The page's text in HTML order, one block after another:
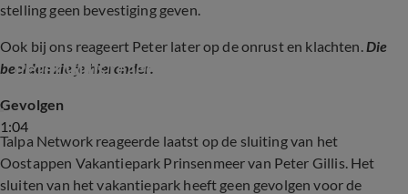
stelling geen bevestiging geven.
Ook bij ons reageert Peter later op de onrust en klachten.Die
beelden zie je hieronder.
1:04
Peter Gillis reageert op klachten en onrust
Gevolgen
Talpa Network reageerde laatst op de sluiting van het
Oostappen Vakantiepark Prinsenmeer van Peter Gillis. Het
sluiten van het vakantiepark heeft geen gevolgen voor de